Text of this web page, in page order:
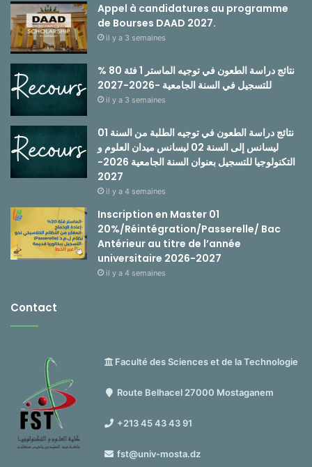
Appel à candidatures au programme
de Bourses DAAD 2027.
il y a 3 semaines
نتائج دراسة الطعون في توجيه الماستر 1 فئة 80 %
للتسجيل في السنة الجامعية -2026-2027
il y a 3 semaines
نتائج دراسة الطعون في توجيه الطلبة من السنة 01
ليسانس إلى السنة 02 ليسانس ميدان العلوم و
التكنولوجيا للتسجيل بعنوان السنة الجامعية 2026-
2027
il y a 4 semaines
Inscription en Master 01
20%/Réintégration/Passerelle/ Bac
Antérieur au titre de l’année
universitaire 2026-2027
il y a 4 semaines
Contact
Faculté des Sciences et de la Technologie
Route Belhacel 27000 Mostaganem
+213 45 43 43 91
fst@univ-mosta.dz